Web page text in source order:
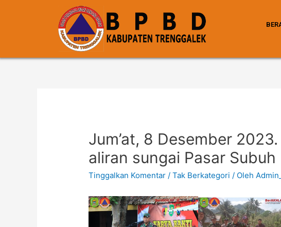
Jum’at, 8 Desember
aliran sungai Pasar Subuh
Tinggalkan Komentar /Tak Berkategori / Oleh